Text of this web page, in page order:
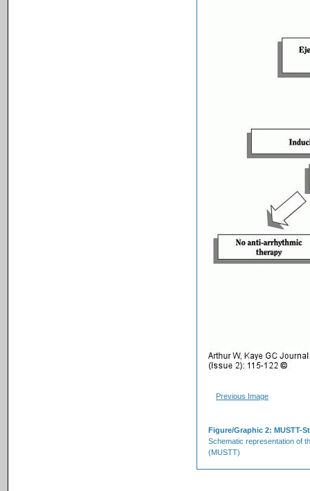
Previous Image
Figure/Graphic 2: MUSTT-
Schematic representation of
(MUSTT)